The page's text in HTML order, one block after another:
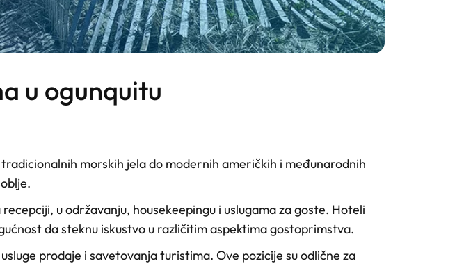
u ogunquitu
morskih jela do modernih američkih i međunarodnih
u održavanju, housekeepingu i uslugama za goste. Hoteli
da steknu iskustvo u različitim aspektima gostoprimstva.
prodaje i savetovanja turistima. Ove pozicije su odlične za